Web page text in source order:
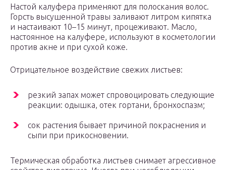
Настой калуфера применяют для полоскания волос.
Горсть высушенной травы заливают литром кипятка
и настаивают 10–15 минут, процеживают. Масло,
настоянное на калуфере, используют в косметологии
против акне и при сухой коже.
Отрицательное воздействие свежих листьев:
резкий запах может спровоцировать следующие
реакции: одышка, отек гортани, бронхоспазм;
сок растения бывает причиной покраснения и
сыпи при прикосновении.
Термическая обработка листьев снимает агрессивное